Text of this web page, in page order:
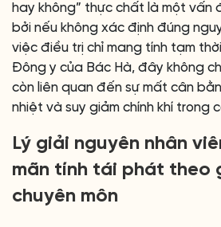
hay không” thực chất là một vấn
bởi nếu không xác định đúng
việc điều trị chỉ mang tính tạm
Đông y của Bác Hà, đây không
còn liên quan đến sự mất cân
nhiệt và suy giảm chính khí trong
Lý giải nguyên nhân
mãn tính tái phát theo
chuyên môn